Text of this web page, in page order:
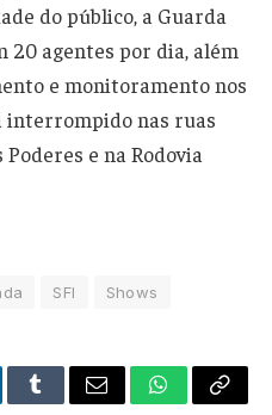
do público, a Guarda
agentes por dia, além
e monitoramento nos
interrompido nas ruas
e na Rodovia
SFI Shows
TumblrEmail WhatsApp
Copy